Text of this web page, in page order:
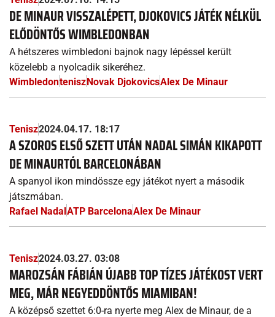
DE MINAUR VISSZALÉPETT, DJOKOVICS JÁTÉK NÉLKÜL
ELŐDÖNTŐS WIMBLEDONBAN
A hétszeres wimbledoni bajnok nagy lépéssel került
közelebb a nyolcadik sikeréhez.
WimbledonteniszNovak DjokovicsAlex De Minaur
Tenisz2024.04.17. 18:17
A SZOROS ELSŐ SZETT UTÁN NADAL SIMÁN KIKAPOTT
DE MINAURTÓL BARCELONÁBAN
A spanyol ikon mindössze egy játékot nyert a második
játszmában.
Rafael NadalATP BarcelonaAlex De Minaur
Tenisz2024.03.27. 03:08
MAROZSÁN FÁBIÁN ÚJABB TOP TÍZES JÁTÉKOST VERT
MEG, MÁR NEGYEDDÖNTŐS MIAMIBAN!
A középső szettet 6:0-ra nyerte meg Alex de Minaur, de a